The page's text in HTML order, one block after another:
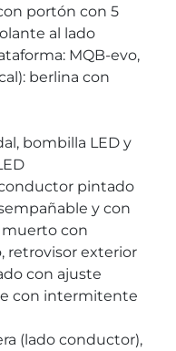
portón con 5
al lado
MQB-evo,
berlina con
bombilla LED y
pintado
y con
con
retrovisor exterior
con ajuste
con intermitente
(lado conductor),